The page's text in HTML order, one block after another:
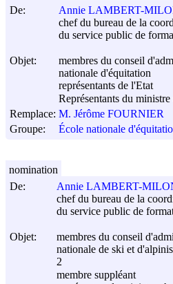
De:
Annie LAMBERT-
chef du bureau de la
du service public de
Objet:
membres du conseil
nationale d'équitation
représentants de l'Etat
Représentants du ministre
Remplace: M. Jérôme FOURNIER
Groupe:
École nationale
De:
Annie LAMBERT-
chef du bureau de la
du service public de
Objet:
membres du conseil
nationale de ski et
2
membre suppléant
nomination